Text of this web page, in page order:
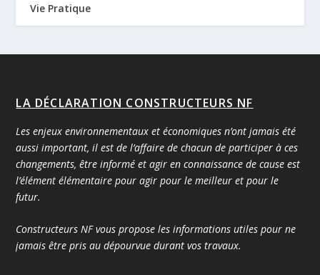
Vie Pratique
LA DÉCLARATION CONSTRUCTEURS NF
Les enjeux environnementaux et économiques n’ont jamais été
aussi important, il est de l’affaire de chacun de participer à ces
changements, être informé et agir en connaissance de cause est
l’élément élémentaire pour agir pour le meilleur et pour le
futur.
Constructeurs NF vous propose les informations utiles pour ne
jamais être pris au dépourvue durant vos travaux.